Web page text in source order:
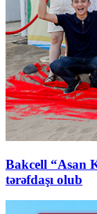
Bakcell “Asan
tərəfdaşı olub